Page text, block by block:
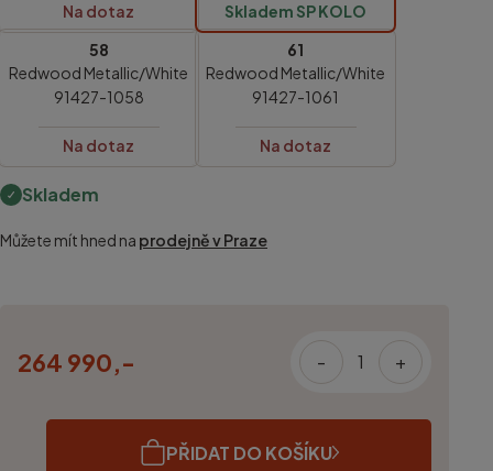
Na dotaz
Skladem SP KOLO
58
Redwood Metallic/White
91427-1058
Na dotaz
61
Redwood Metallic/White
91427-1061
Na dotaz
Skladem
Můžete mít hned na prodejně v Praze
264 990,- - +
PŘIDAT DO KOŠÍKU